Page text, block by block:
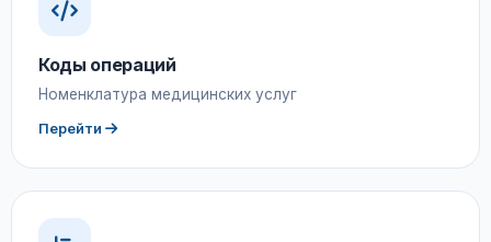
Коды операций
Номенклатура медицинских услуг
Перейти